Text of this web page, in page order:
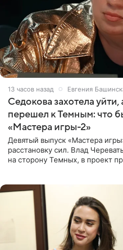
13 часов назад Евгения
Седокова захотела
перешел к Темным: что
«Мастера игры-2»
Девятый выпуск «Мастера
расстановку сил. Влад
на сторону Темных, в проект